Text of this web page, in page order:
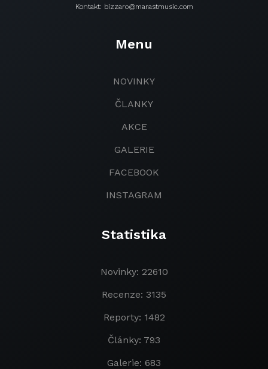
Kontakt: bizzaro@marastmusic.com
Menu
NOVINKY
ČLANKY
AKCE
GALERIE
FACEBOOK
INSTAGRAM
Statistika
Novinky: 22610
Recenze: 3135
Reporty: 1482
Články: 793
Galerie: 683